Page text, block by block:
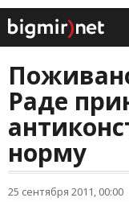
Раде
норму
25 сентября 2011, 00:00